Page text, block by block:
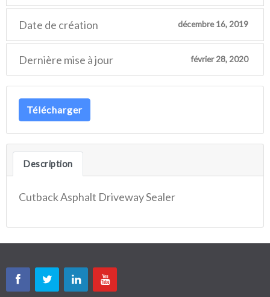
Date de création décembre 16, 2019
Dernière mise à jour février 28, 2020
Télécharger
Description
Cutback Asphalt Driveway Sealer